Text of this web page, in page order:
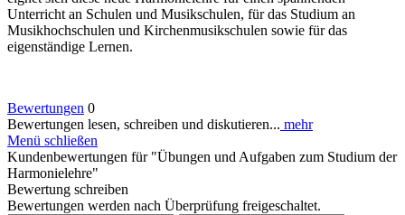
Unterricht an Schulen und Musikschulen, für das Studium an
Musikhochschulen und Kirchenmusikschulen sowie für das
eigenständige Lernen.
Bewertungen 0
Bewertungen lesen, schreiben und diskutieren... mehr
Menü schließen
Kundenbewertungen für "Übungen und Aufgaben zum Studium der
Harmonielehre"
Bewertung schreiben
Bewertungen werden nach Überprüfung freigeschaltet.